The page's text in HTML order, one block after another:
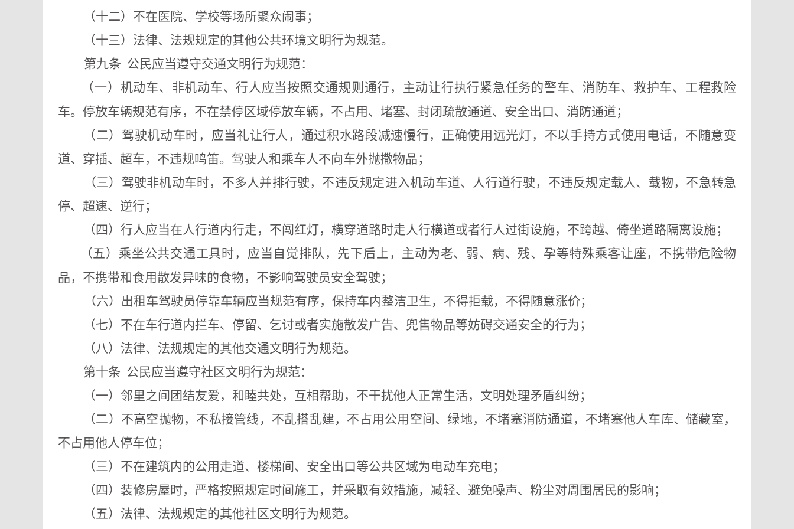
（十二）不在医院、学校等场所聚众闹事；
（十三）法律、法规规定的其他公共环境文明行为规范。
第九条 公民应当遵守交通文明行为规范：
（一）机动车、非机动车、行人应当按照交通规则通行，主动让行执行紧急任务的警车、消防车、救护车、工程救险
车。停放车辆规范有序， 不在禁停区域停放车辆， 不占用、堵塞、封闭疏散通道、安全出口、消防通道；
（二）驾驶机动车时，应当礼让行人， 通过积水路段减速慢行， 正确使用远光灯， 不以手持方式使用电话， 不随意变
道、穿插、超车，不违规鸣笛。驾驶人和乘车人不向车外抛撒物品；
（三） 驾驶非机动车时，不多人并排行驶，不违反规定进入机动车道、人行道行驶，不违反规定载人、载物， 不急转急
停、超速、逆行；
（四）行人应当在人行道内行走，不闯红灯，横穿道路时走人行横道或者行人过街设施，不跨越、倚坐道路隔离设施；
（五） 乘坐公共交通工具时，应当自觉排队，先下后上，主动为老、弱、病、残、孕等特殊乘客让座，不携带危险物
品，不携带和食用散发异味的食物，不影响驾驶员安全驾驶；
（六）出租车驾驶员停靠车辆应当规范有序，保持车内整洁卫生，不得拒载，不得随意涨价；
（七）不在车行道内拦车、停留、乞讨或者实施散发广告、兜售物品等妨碍交通安全的行为；
（八）法律、法规规定的其他交通文明行为规范。
第十条 公民应当遵守社区文明行为规范：
（一）邻里之间团结友爱，和睦共处，互相帮助，不干扰他人正常生活，文明处理矛盾纠纷；
（二）不高空抛物，不私接管线，不乱搭乱建，不占用公用空间、绿地，不堵塞消防通道，不堵塞他人车库、储藏室，
不占用他人停车位；
（三）不在建筑内的公用走道、楼梯间、安全出口等公共区域为电动车充电；
（四）装修房屋时，严格按照规定时间施工，并采取有效措施，减轻、避免噪声、粉尘对周围居民的影响；
（五）法律、法规规定的其他社区文明行为规范。